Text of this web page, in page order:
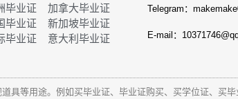
毕业证
加拿大毕业证
毕业证
新加坡毕业证
毕业证
意大利毕业证
Telegram：
E-mail：
具等用途。例如买毕业证、毕业证购买、买学位证、买毕